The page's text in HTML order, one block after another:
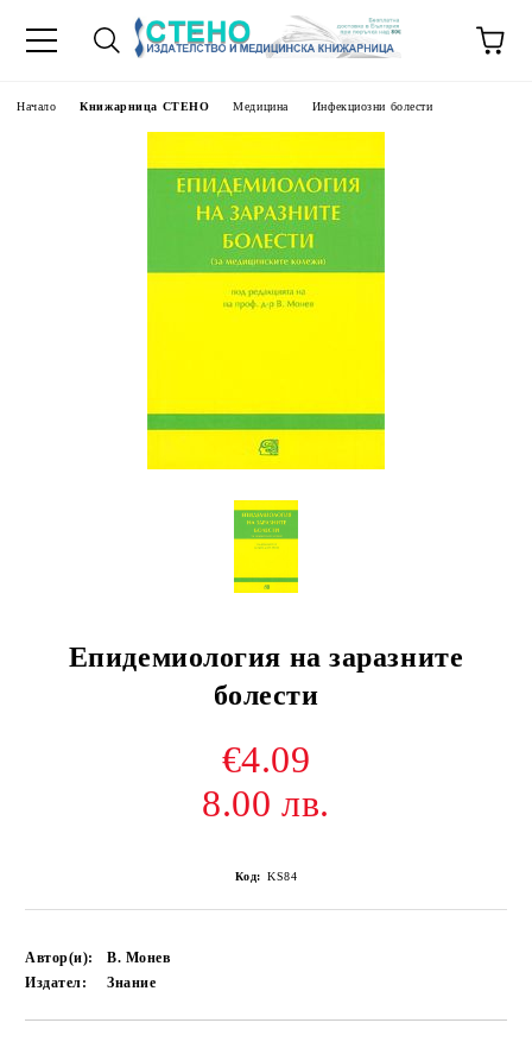
Начало Книжарница СТЕНО Медицина Инфекциозни болести
Епидемиология на заразните
болести
€4.09
8.00 лв.
Код: KS84
Автор(и):
В. Монев
Издател:
Знание